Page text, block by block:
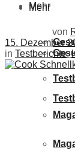
Mehr
Mehr
von
15. Dezember
in Testberichte,